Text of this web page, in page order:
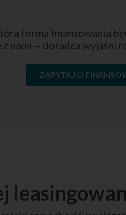
forma finansowania
nami – doradca wyjaśni
ZAPYTAJ O